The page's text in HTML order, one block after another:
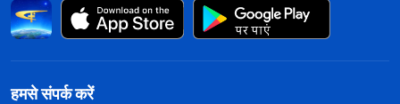
हमसे संपर्क करें